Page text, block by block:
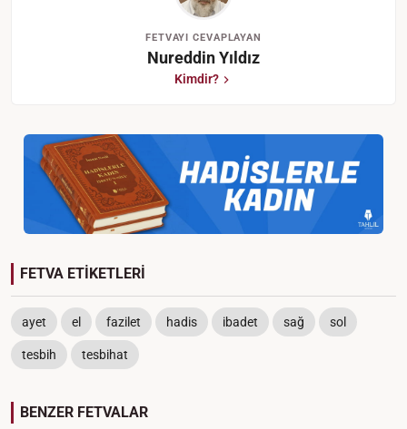
FETVAYI CEVAPLAYAN
Nureddin Yıldız
Kimdir?
FETVA ETİKETLERİ
ayet el fazilet hadis ibadet sağ sol
tesbih tesbihat
BENZER FETVALAR